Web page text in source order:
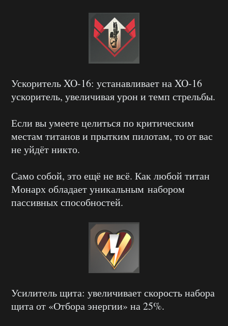
Ускоритель XO-16: устанавливает на XO-16
ускоритель, увеличивая урон и темп стрельбы.
Если вы умеете целиться по критическим
местам титанов и прытким пилотам, то от вас
не уйдёт никто.
Само собой, это ещё не всё. Как любой титан
Монарх обладает уникальным набором
пассивных способностей.
Усилитель щита: увеличивает скорость набора
щита от «Отбора энергии» на 25%.